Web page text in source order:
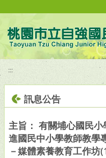
:::
訊息公告
主旨： 有關埔心國民
進國民中小學教師教學
－媒體素養教育工作